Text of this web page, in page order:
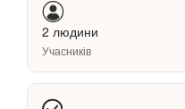
2 людини
Учасників